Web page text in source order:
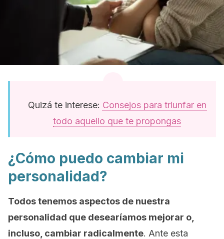
Quizá te interese: Consejos para triunfar en
todo aquello que te propongas
¿Cómo puedo cambiar mi
personalidad?
Todos tenemos aspectos de nuestra
personalidad que desearíamos mejorar o,
incluso, cambiar radicalmente. Ante esta